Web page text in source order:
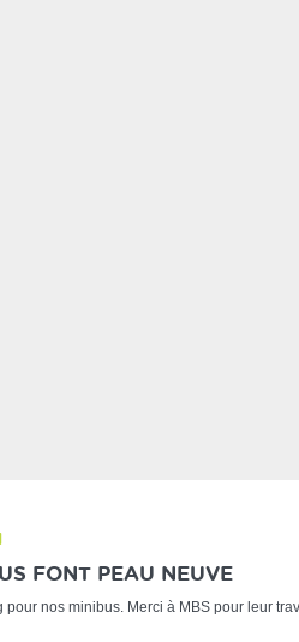
FONT PEAU NEUVE
pour nos minibus. Merci à MBS pour leur